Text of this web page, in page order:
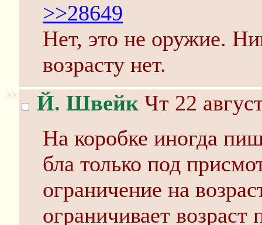
>>28649
Нет, это не оружие.
возрасту нет.
>> Й. Швейк Чт 22
На коробке иногда
бла только под
ограничение на
ограничивает